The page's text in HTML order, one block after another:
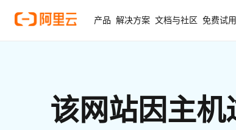
产品 解决方案 文档与社区 免费试用
该网站因主